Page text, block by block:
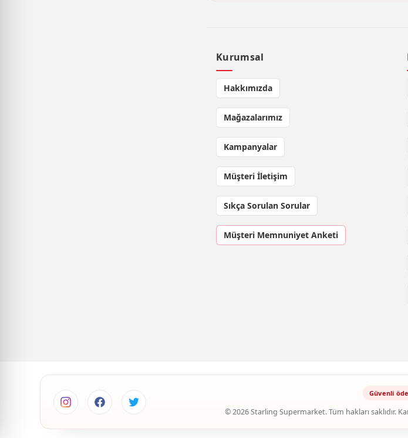
Kurumsal
Hakkımızda
Mağazalarımız
Kampanyalar
Müşteri İletişim
Sıkça Sorulan Sorular
Müşteri Memnuniyet Anketi
© 2026 Starling Supermarket. Tüm hakları saklıdır.